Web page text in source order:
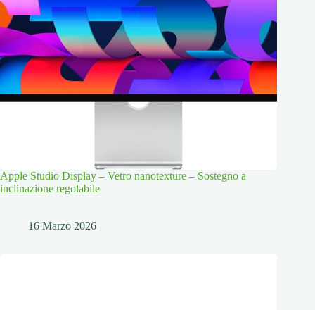
Apple Studio Display – Vetro nanotexture – Sostegno a
inclinazione regolabile
16 Marzo 2026